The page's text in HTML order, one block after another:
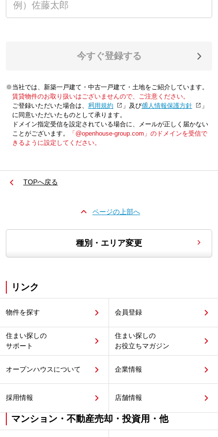
今すぐ登録する
※当社では、新築一戸建て・中古一戸建て・土地をご紹介しています。
賃貸物件のお取り扱いはございませんので、ご注意ください。
ご登録いただいた場合は、「利用規約 」及び「個人情報保護方針
」
に同意いただいたものとして承ります。
ドメイン指定受信を設定されている場合に、メールが正しく届かない
ことがございます。
「@openhouse-group.com」のドメインを受信で
きるように設定してください。
TOPへ戻る
ページの上部へ
種別・エリア変更
リンク
物件を探す 会員登録
住まい探しの
サポート
住まい探しの
お役立ちマガジン
オープンハウスについて 企業情報
採用情報 店舗情報
マンション・不動産売却・投資用・他